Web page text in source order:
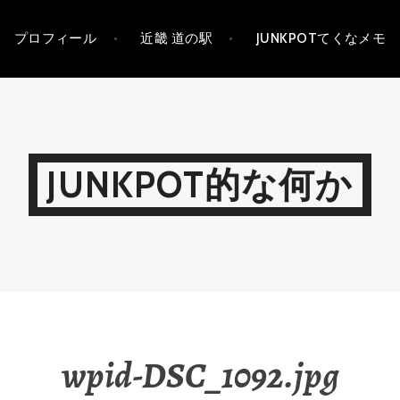
プロフィール 近畿 道の駅 JUNKPOTてくなメモ
JUNKPOT的な何か
wpid-DSC_1092.jpg